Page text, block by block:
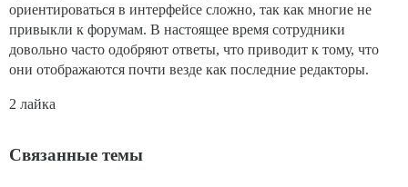
ориентироваться в интерфейсе сложно, так как многие не
привыкли к форумам. В настоящее время сотрудники
довольно часто одобряют ответы, что приводит к тому, что
они отображаются почти везде как последние редакторы.
2 лайка
Связанные темы